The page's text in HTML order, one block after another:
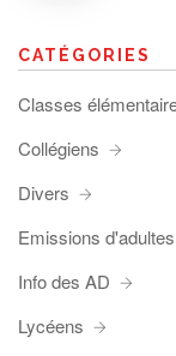
CATÉGORIES
Classes
Collégiens
Divers
Emissions d'adultes
Info des AD
Lycéens